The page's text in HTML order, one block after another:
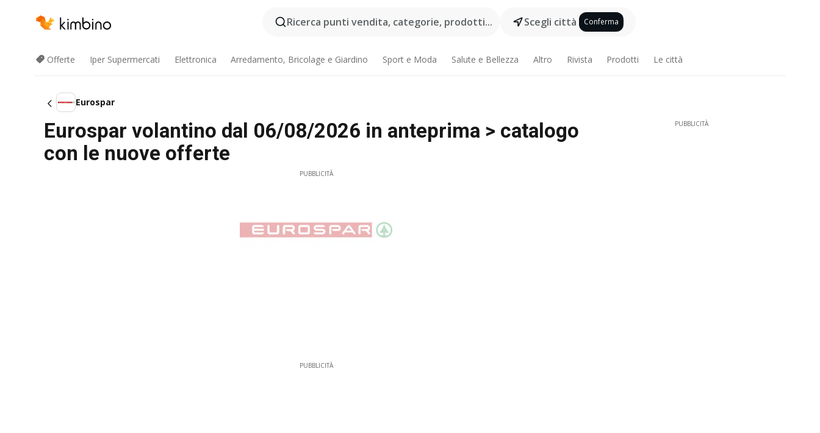
Ricerca punti vendita, categorie, prodotti... Scegli città Conferma
Offerte Iper Supermercati Elettronica Arredamento, Bricolage e Giardino Sport e Moda Salute e Bellezza Altro Rivista Prodotti Le città
Eurospar
Eurospar volantino dal 06/08/2026 in anteprima > catalogo
con le nuove offerte
PUBBLICITÀ
PUBBLICITÀ
PUBBLICITÀ